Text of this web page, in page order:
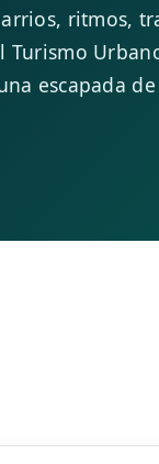
ritmos,
Turismo
escapada